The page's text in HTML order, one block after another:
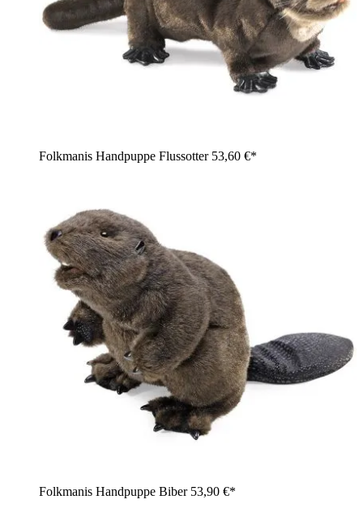
Folkmanis Handpuppe Flussotter 53,60 €*
Folkmanis Handpuppe Biber 53,90 €*